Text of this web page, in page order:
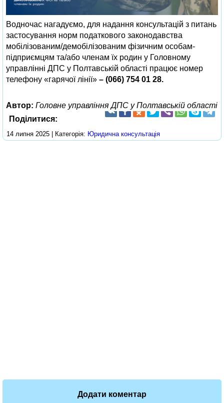
Водночас нагадуємо, для надання консультацій з питань
застосування норм податкового законодавства
мобілізованим/демобілізованим фізичним особам-
підприємцям та/або членам їх родин у Головному
управлінні ДПС у Полтавській області працює номер
телефону «гарячої лінії» – (066) 754 01 28.
Автор: Головне управління ДПС у Полтавській області
Поділитися:
14 липня 2025 | Категорія: Юридична консультація
Додати коментар